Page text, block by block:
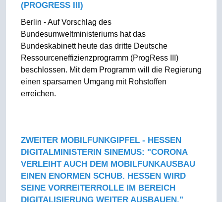
(PROGRESS III)
Berlin - Auf Vorschlag des
Bundesumweltministeriums hat das
Bundeskabinett heute das dritte Deutsche
Ressourceneffizienzprogramm (ProgRess III)
beschlossen. Mit dem Programm will die Regierung
einen sparsamen Umgang mit Rohstoffen
erreichen.
ZWEITER MOBILFUNKGIPFEL - HESSEN
DIGITALMINISTERIN SINEMUS: "CORONA
VERLEIHT AUCH DEM MOBILFUNKAUSBAU
EINEN ENORMEN SCHUB. HESSEN WIRD
SEINE VORREITERROLLE IM BEREICH
DIGITALISIERUNG WEITER AUSBAUEN."